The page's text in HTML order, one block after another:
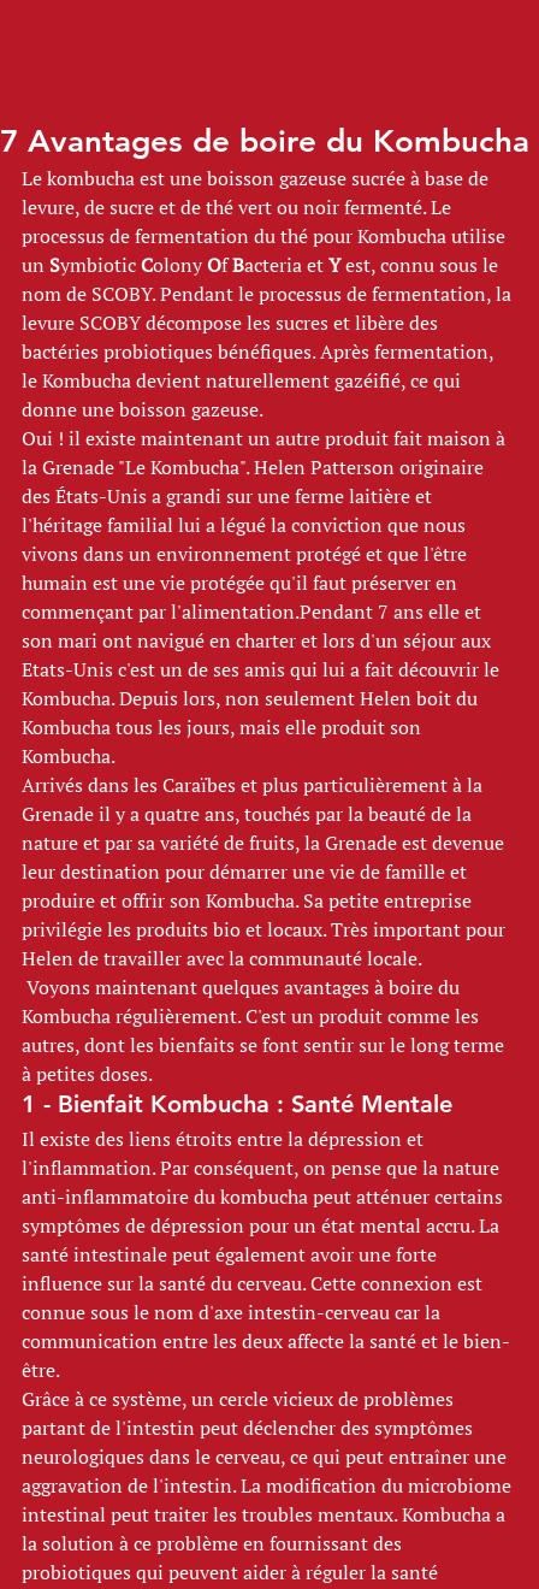
7 Avantages de boire du Kombucha
Le kombucha est une boisson gazeuse sucrée à base de
levure, de sucre et de thé vert ou noir fermenté. Le
processus de fermentation du thé pour Kombucha utilise
un Symbiotic Colony Of Bacteria et Y est, connu sous le
nom de SCOBY. Pendant le processus de fermentation, la
levure SCOBY décompose les sucres et libère des
bactéries probiotiques bénéfiques. Après fermentation,
le Kombucha devient naturellement gazéifié, ce qui
donne une boisson gazeuse.
Oui ! il existe maintenant un autre produit fait maison à
la Grenade "Le Kombucha". Helen Patterson originaire
des États-Unis a grandi sur une ferme laitière et
l'héritage familial lui a légué la conviction que nous
vivons dans un environnement protégé et que l'être
humain est une vie protégée qu'il faut préserver en
commençant par l'alimentation.Pendant 7 ans elle et
son mari ont navigué en charter et lors d'un séjour aux
Etats-Unis c'est un de ses amis qui lui a fait découvrir le
Kombucha. Depuis lors, non seulement Helen boit du
Kombucha tous les jours, mais elle produit son
Kombucha.
Arrivés dans les Caraïbes et plus particulièrement à la
Grenade il y a quatre ans, touchés par la beauté de la
nature et par sa variété de fruits, la Grenade est devenue
leur destination pour démarrer une vie de famille et
produire et offrir son Kombucha. Sa petite entreprise
privilégie les produits bio et locaux. Très important pour
Helen de travailler avec la communauté locale.
Kombucha régulièrement. C'est un produit comme les
autres, dont les bienfaits se font sentir sur le long terme
à petites doses.
1 - Bienfait Kombucha : Santé Mentale
Il existe des liens étroits entre la dépression et
l'inflammation. Par conséquent, on pense que la nature
anti-inflammatoire du kombucha peut atténuer certains
symptômes de dépression pour un état mental accru. La
santé intestinale peut également avoir une forte
influence sur la santé du cerveau. Cette connexion est
connue sous le nom d'axe intestin-cerveau car la
communication entre les deux affecte la santé et le bien-
être.
Grâce à ce système, un cercle vicieux de problèmes
partant de l'intestin peut déclencher des symptômes
neurologiques dans le cerveau, ce qui peut entraîner une
aggravation de l'intestin. La modification du microbiome
intestinal peut traiter les troubles mentaux. Kombucha a
la solution à ce problème en fournissant des
probiotiques qui peuvent aider à réguler la santé